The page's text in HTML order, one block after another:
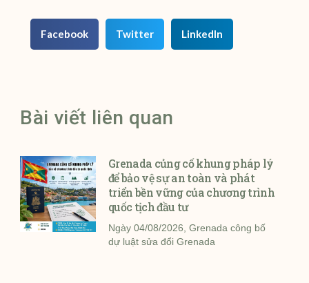
Facebook Twitter LinkedIn
Bài viết liên quan
Grenada củng cố khung pháp lý
để bảo vệ sự an toàn và phát
triển bền vững của chương trình
quốc tịch đầu tư
Ngày 04/08/2026, Grenada công bố
dự luật sửa đổi Grenada